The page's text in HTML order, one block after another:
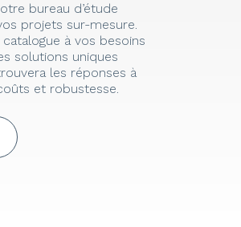
bureau d’étude
projets sur-mesure.
catalogue à vos besoins
solutions uniques
les réponses à
et robustesse.